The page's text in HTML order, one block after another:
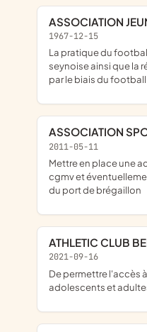
ASSOCIATION
1967-12-15
la pratique du football dans les milieux défavorisés de la zup ouest
seynoise ainsi que la
par le biais du
ASSOCIATION
2011-05-11
mettre en place une activité de football au sein de l'entreprise
cgmv et
du port de brégaillon
ATHLETIC CLUB
2021-09-16
de permettre l'accès à la pratique de football pour les enfants,
adolescents et